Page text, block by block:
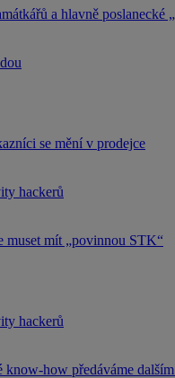
a hlavně poslanecké
se mění v prodejce
hackerů
muset mít „povinnou STK“
hackerů
how předáváme